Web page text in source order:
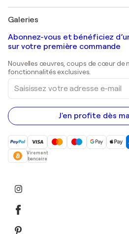
Banksy
Mr. Brainwash
Shepard Fairey
Tableaux abstraits à vendre
Peintures de paysage
Estampes
Peintures acryliques
Galeries
Galeries d'art en France
Galeries d'art en Belgique
Abonnez-vous et bénéficiez
sur votre première commande
Nouvelles œuvres, coups de cœur de
fonctionnalités exclusives.
Saisissez
votre
adresse
e-
mail
J'en profite dès
Virement
bancaire